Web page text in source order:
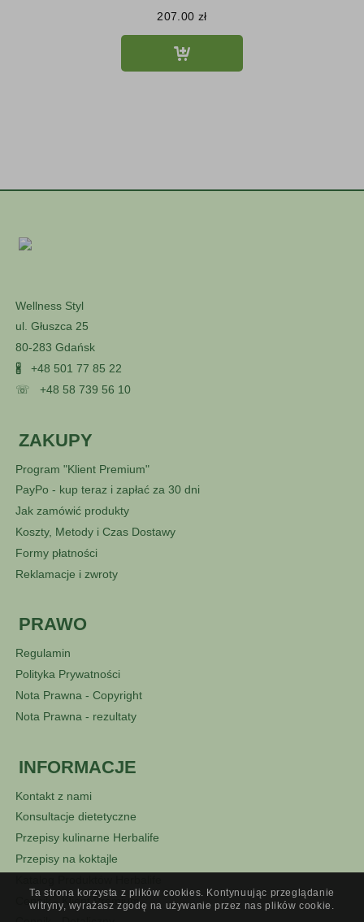
207.00 zł
Wellness Styl
ul. Głuszca 25
80-283 Gdańsk
🖁 +48 501 77 85 22
☏ +48 58 739 56 10
ZAKUPY
Program "Klient Premium"
PayPo - kup teraz i zapłać za 30 dni
Jak zamówić produkty
Koszty, Metody i Czas Dostawy
Formy płatności
Reklamacje i zwroty
PRAWO
Regulamin
Polityka Prywatności
Nota Prawna - Copyright
Nota Prawna - rezultaty
INFORMACJE
Kontakt z nami
Konsultacje dietetyczne
Przepisy kulinarne Herbalife
Przepisy na koktajle
Cennik - Klient Premium
Ta strona korzysta z plików cookies. Kontynuując przeglądanie
witryny, wyrażasz zgodę na używanie przez nas plików cookie.